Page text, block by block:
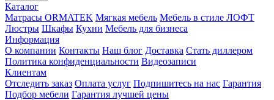
Каталог
Матрасы ORMATEK Мягкая мебель Мебель в стиле ЛОФТ
Люстры Шкафы Кухни Мебель для бизнеса
Информация
О компании Контакты Наш блог Доставка Стать диллером
Политика конфиденциальности Видеозаписи
Клиентам
Отследить заказ Оплата услуг Подпишитесь на нас Гарантия
Подбор мебели Гарантия лучшей цены